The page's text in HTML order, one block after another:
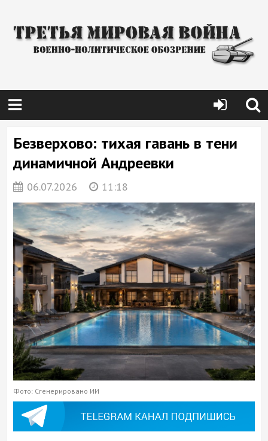
Безверхово: тихая гавань в тени
динамичной Андреевки
06.07.2026 11:18
Фото: Сгенерировано ИИ